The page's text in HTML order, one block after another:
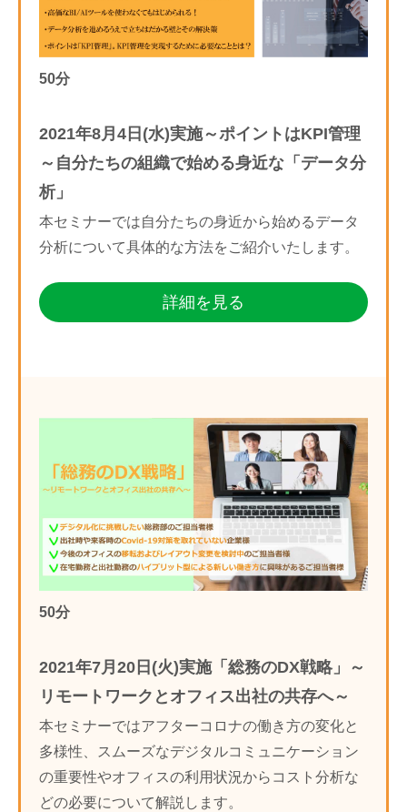
50分
2021年8月4日(水)実施～ポイントはKPI管理
～自分たちの組織で始める身近な「データ分
析」
本セミナーでは自分たちの身近から始めるデータ
分析について具体的な方法をご紹介いたします。
詳細を見る
50分
2021年7月20日(火)実施「総務のDX戦略」～
リモートワークとオフィス出社の共存へ～
本セミナーではアフターコロナの働き方の変化と
多様性、スムーズなデジタルコミュニケーション
の重要性やオフィスの利用状況からコスト分析な
どの必要について解説します。